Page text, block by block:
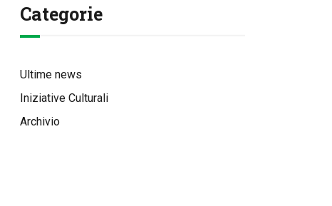
Categorie
Ultime news
Iniziative Culturali
Archivio